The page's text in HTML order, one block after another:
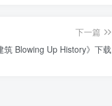
下一篇
筑 Blowing Up History》下载